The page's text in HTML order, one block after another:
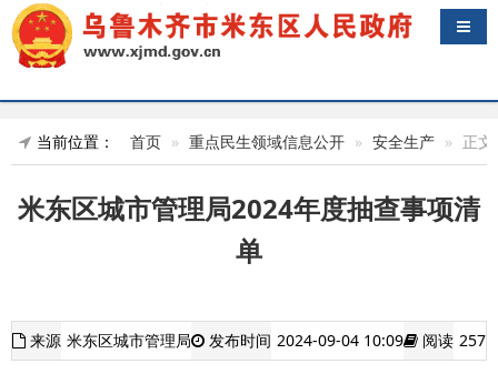
导航
当前位置： 首页 重点民生领域信息公开 安全生产 正文
米东区城市管理局2024年度抽查事项清
单
来源 米东区城市管理局 发布时间 2024-09-04 10:09 阅读 257